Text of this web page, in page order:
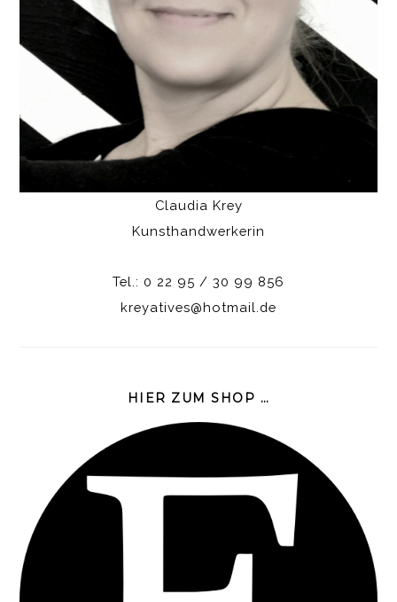
Claudia Krey
Kunsthandwerkerin
Tel.: 0 22 95 / 30 99 856
kreyatives@hotmail.de
HIER ZUM SHOP …